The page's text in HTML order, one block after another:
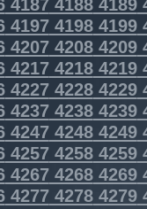
419741984199
420742084209
421742184219
422742284229
423742384239
424742484249
425742584259
426742684269
427742784279